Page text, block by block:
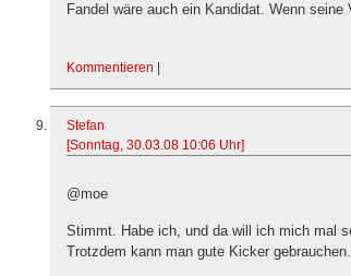
Fandel wäre auch ein Kandidat. Wenn
Kommentieren
Stefan
[Sonntag, 30.03.08 10:06 Uhr]
@moe
Stimmt. Habe ich, und da will ich mich mal
Trotzdem kann man gute Kicker